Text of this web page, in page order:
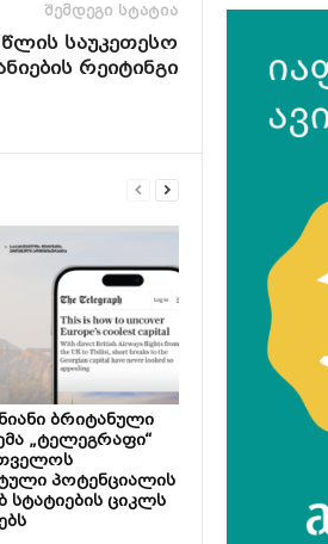
შემდეგი სტატია
საუკეთესო
რეიტინგი
ბრიტანული
„ტელეგრაფი“
პოტენციალის
სტატიების ციკლს